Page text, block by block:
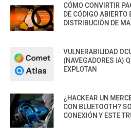
CÓMO CONVIRTIR
DE CÓDIGO
DISTRIBUCIÓN DE
VULNERABILIDAD
(NAVEGADORES IA)
EXPLOTAN
¿HACKEAR UN
CON BLUETOOTH?
CONEXIÓN Y ESTE